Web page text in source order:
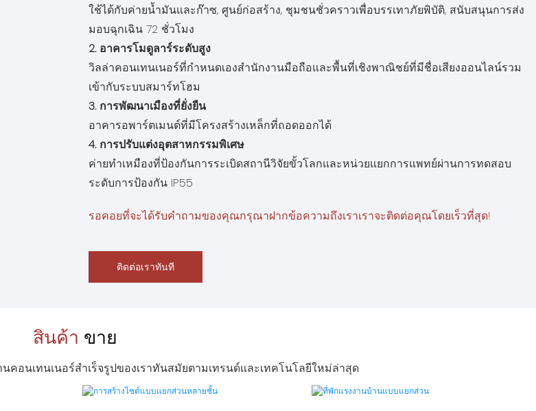
ใช้ได้กับค่ายน้ำมันและก๊าซ, ศูนย์ก่อสร้าง, ชุมชนชั่วคราวเพื่อบรรเทาภัยพิบัติ, สนับสนุนการส่ง
มอบฉุกเฉิน 72 ชั่วโมง
2. อาคารโมดูลาร์ระดับสูง
วิลล่าคอนเทนเนอร์ที่กำหนดเองสำนักงานมือถือและพื้นที่เชิงพาณิชย์ที่มีชื่อเสียงออนไลน์รวม
เข้ากับระบบสมาร์ทโฮม
3. การพัฒนาเมืองที่ยั่งยืน
อาคารอพาร์ตเมนต์ที่มีโครงสร้างเหล็กที่ถอดออกได้
4. การปรับแต่งอุตสาหกรรมพิเศษ
ค่ายทำเหมืองที่ป้องกันการระเบิดสถานีวิจัยขั้วโลกและหน่วยแยกการแพทย์ผ่านการทดสอบ
ระดับการป้องกัน IP55
รอคอยที่จะได้รับคำถามของคุณกรุณาฝากข้อความถึงเราเราจะติดต่อคุณโดยเร็วที่สุด!
ติดต่อเราทันที
สินค้า ขาย
อนเทนเนอร์สำเร็จรูปของเราทันสมัยตามเทรนด์และเทคโนโลยีใหม่ล่าสุด